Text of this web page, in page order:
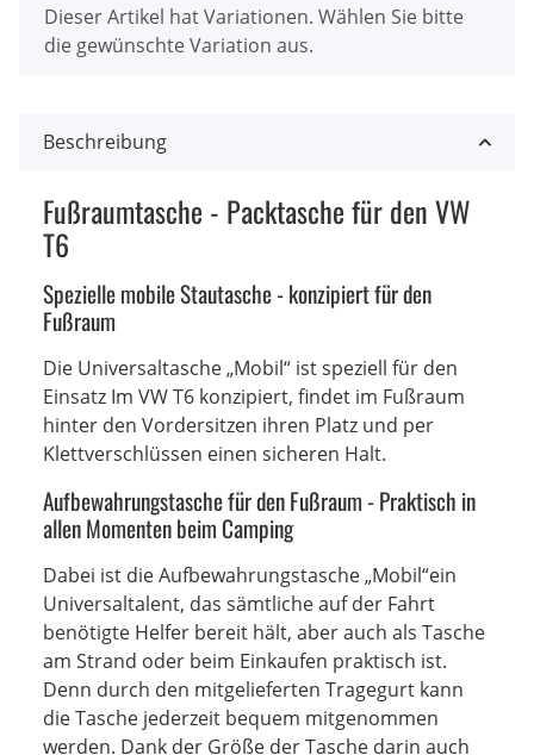
x
Dieser Artikel hat Variationen. Wählen Sie bitte
die gewünschte Variation aus.
Beschreibung
Fußraumtasche - Packtasche für den VW
T6
Spezielle mobile Stautasche - konzipiert für den
Fußraum
Die Universaltasche „Mobil“ ist speziell für den
Einsatz Im VW T6 konzipiert, findet im Fußraum
hinter den Vordersitzen ihren Platz und per
Klettverschlüssen einen sicheren Halt.
Aufbewahrungstasche für den Fußraum - Praktisch in
allen Momenten beim Camping
Dabei ist die Aufbewahrungstasche „Mobil“ein
Universaltalent, das sämtliche auf der Fahrt
benötigte Helfer bereit hält, aber auch als Tasche
am Strand oder beim Einkaufen praktisch ist.
Denn durch den mitgelieferten Tragegurt kann
die Tasche jederzeit bequem mitgenommen
werden. Dank der Größe der Tasche darin auch